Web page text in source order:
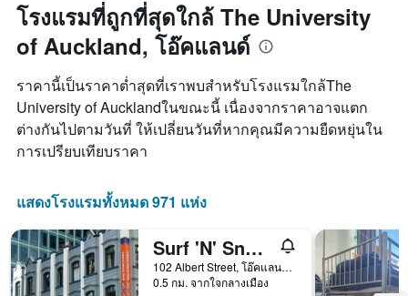
โรงแรมที่ถูกที่สุดใกล้ The University
of Auckland, โอ๊คแลนด์
ราคานี้เป็นราคาต่ำสุดที่เราพบสำหรับโรงแรมใกล้The
University of Aucklandในขณะนี้ เนื่องจากราคาอาจแตก
ต่างกันไปตามวันที่ ให้เปลี่ยนวันที่หากคุณมีความยืดหยุ่นใน
การเปรียบเทียบราคา
แสดงโรงแรมทั้งหมด 971 แห่ง
Surf 'N' Snow Backpackers Across Sky Tower
102 Albert Street, โอ๊คแลนด์, นิวซีแลนด์
0.5 กม. จากใจกลางเมือง